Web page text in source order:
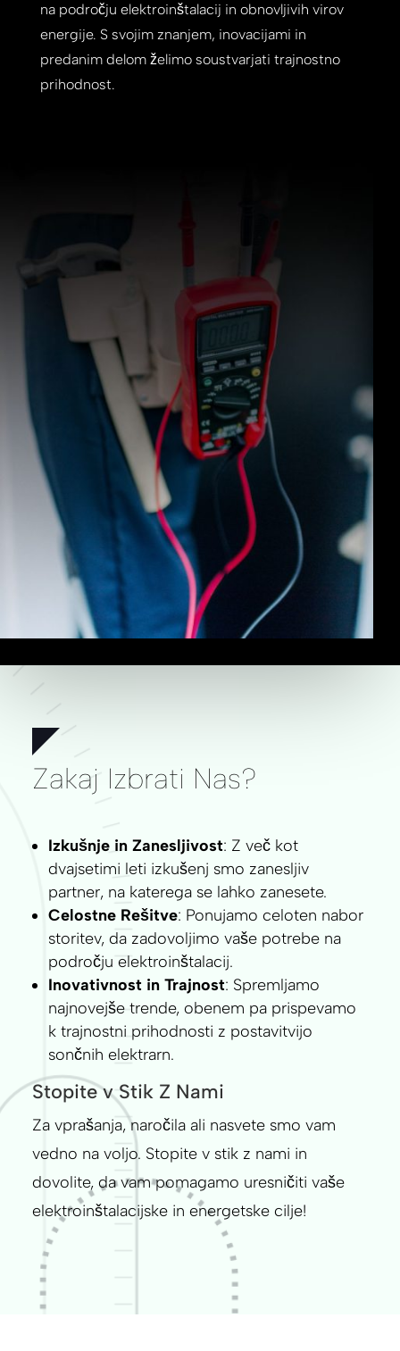
na področju elektroinštalacij in obnovljivih virov
energije. S svojim znanjem, inovacijami in
predanim delom želimo soustvarjati trajnostno
prihodnost.
Zakaj Izbrati Nas?
Izkušnje in Zanesljivost: Z več kot
dvajsetimi leti izkušenj smo zanesljiv
partner, na katerega se lahko zanesete.
Celostne Rešitve: Ponujamo celoten nabor
storitev, da zadovoljimo vaše potrebe na
področju elektroinštalacij.
Inovativnost in Trajnost: Spremljamo
najnovejše trende, obenem pa prispevamo
k trajnostni prihodnosti z postavitvijo
sončnih elektrarn.
Stopite v Stik Z Nami
Za vprašanja, naročila ali nasvete smo vam
vedno na voljo. Stopite v stik z nami in
dovolite, da vam pomagamo uresničiti vaše
elektroinštalacijske in energetske cilje!